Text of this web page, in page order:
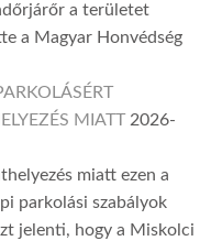
a területet
a Magyar Honvédség
MIATT 2026-
miatt ezen a
parkolási szabályok
jelenti, hogy a Miskolci